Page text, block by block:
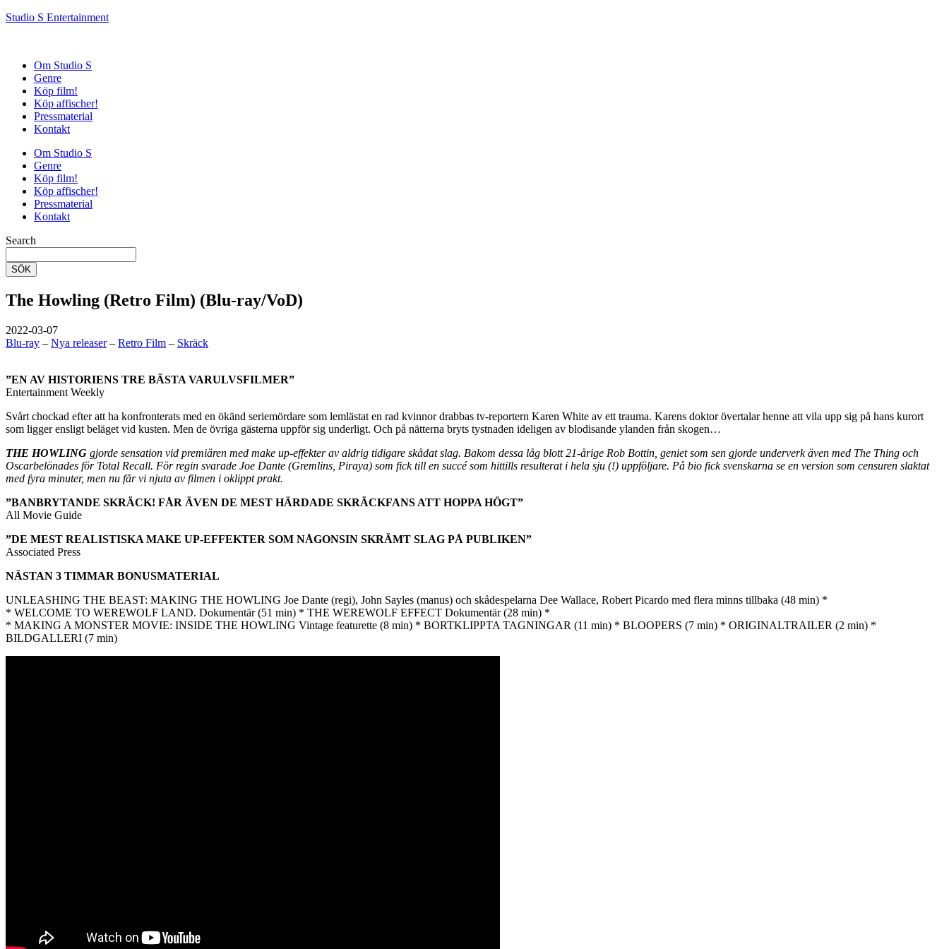
Studio S Entertainment
Om Studio S
Genre
Köp film!
Köp affischer!
Pressmaterial
Kontakt
Om Studio S
Genre
Köp film!
Köp affischer!
Pressmaterial
Kontakt
Search
SÖK
The Howling (Retro Film) (Blu-ray/VoD)
2022-03-07
Blu-ray – Nya releaser– Retro Film – Skräck
”EN AV HISTORIENS TRE BÄSTA VARULVSFILMER”
Entertainment Weekly
Svårt chockad efter att ha konfronterats med en ökänd seriemördare som lemlästat en rad kvinnor drabbas tv-reportern Karen White av ett trauma. Karens doktor övertalar henne att vila upp sig på hans kurort
som ligger ensligt beläget vid kusten. Men de övriga gästerna uppför sig underligt. Och på nätterna bryts tystnaden ideligen av blodisande ylanden från skogen…
THE HOWLING gjorde sensation vid premiären med make up-effekter av aldrig tidigare skådat slag. Bakom dessa låg blott 21-årige Rob Bottin, geniet som sen gjorde underverk även med The Thing och
Oscarbelönades för Total Recall. För regin svarade Joe Dante (Gremlins, Piraya) som fick till en succé som hittills resulterat i hela sju (!) uppföljare. På bio fick svenskarna se en version som censuren slaktat
med fyra minuter, men nu får vi njuta av filmen i oklippt prakt.
”BANBRYTANDE SKRÄCK! FÅR ÄVEN DE MEST HÄRDADE SKRÄCKFANS ATT HOPPA HÖGT”
All Movie Guide
”DE MEST REALISTISKA MAKE UP-EFFEKTER SOM NÅGONSIN SKRÄMT SLAG PÅ PUBLIKEN”
Associated Press
NÄSTAN 3 TIMMAR BONUSMATERIAL
UNLEASHING THE BEAST: MAKING THE HOWLING Joe Dante (regi), John Sayles (manus) och skådespelarna Dee Wallace, Robert Picardo med flera minns tillbaka (48 min) *
* WELCOME TO WEREWOLF LAND. Dokumentär (51 min) * THE WEREWOLF EFFECT Dokumentär (28 min) *
* MAKING A MONSTER MOVIE: INSIDE THE HOWLING Vintage featurette (8 min) * BORTKLIPPTA TAGNINGAR (11 min) * BLOOPERS (7 min) * ORIGINALTRAILER (2 min) *
BILDGALLERI (7 min)